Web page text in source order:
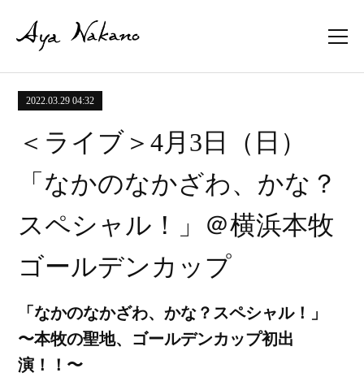
2022.03.29 04:32
＜ライブ＞4月3日（日）
「なかのなかざわ、かな？
スペシャル！」＠横浜本牧
ゴールデンカップ
「なかのなかざわ、かな？スペシャル！」
〜本牧の聖地、ゴールデンカップ初出
演！！〜